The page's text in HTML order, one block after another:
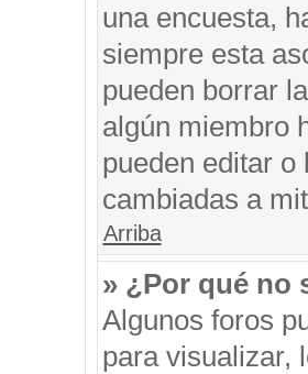
una encuesta,
siempre esta
pueden borrar
algún miembro
pueden editar o
cambiadas a
Arriba
» ¿Por qué no
Algunos foros
para visualizar,